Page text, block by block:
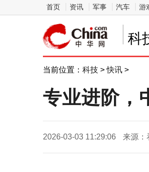
首页 资讯 军事 汽车 游
科
当前位置： 科技 >快讯 >
专业进阶，
2026-03-03 11:29:06 来源：